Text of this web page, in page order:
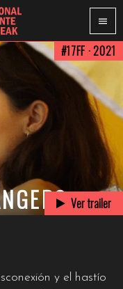
#17FF · 2021
Ver trailer
y el hastío